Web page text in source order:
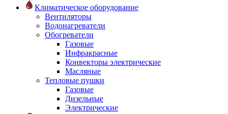
Климатическое оборудование
Вентиляторы
Водонагреватели
Обогреватели
Газовые
Инфракрасные
Конвекторы электрические
Масляные
Тепловые пушки
Газовые
Дизельные
Электрические